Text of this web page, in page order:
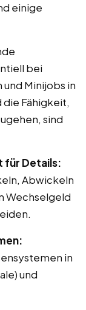
einige
bei
Minijobs in
die Fähigkeit,
sind
für Details:
Abwickeln
Wechselgeld
in
und